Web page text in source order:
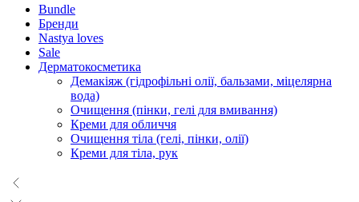
Bundle
Бренди
Nastya loves
Sale
Дерматокосметика
Демакіяж (гідрофільні олії, бальзами, міцелярна
вода)
Очищення (пінки, гелі для вмивання)
Креми для обличчя
Очищення тіла (гелі, пінки, олії)
Креми для тіла, рук